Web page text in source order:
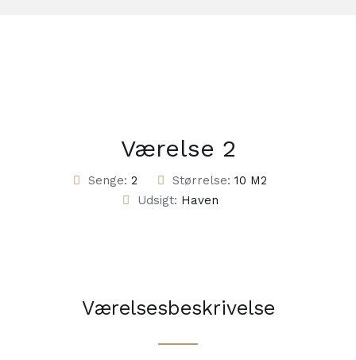
Værelse 2
Senge: 2 Størrelse: 10 M2
Udsigt: Haven
Værelsesbeskrivelse